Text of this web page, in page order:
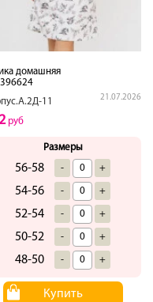
домашняя
11
21.07.2026
руб
Размеры
56-58 - +
54-56 - +
52-54 - +
50-52 - +
48-50 - +
Купить